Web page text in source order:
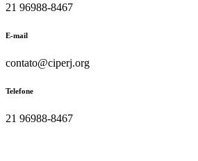
21 96988-8467
E-mail
contato@ciperj.org
Telefone
21 96988-8467